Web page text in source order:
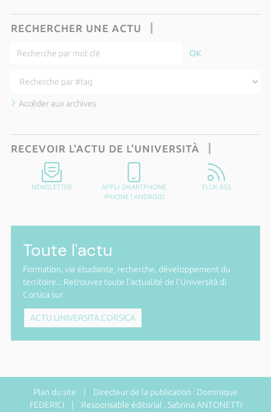
RECHERCHER UNE ACTU
Accéder aux archives
RECEVOIR L'ACTU DE L'UNIVERSITÀ
NEWSLETTER
APPLI SMARTPHONE
IPHONE| ANDROID
FLUX RSS
Toute l'actu
Formation, vie étudiante, recherche, développement du
territoire... Retrouvez toute l'actualité de l'Università di
Corsica sur
ACTU.UNIVERSITA.CORSICA
Plan du site | Directeur de la publication : Dominique
FEDERICI | Responsable éditorial : Sabrina ANTONETTI